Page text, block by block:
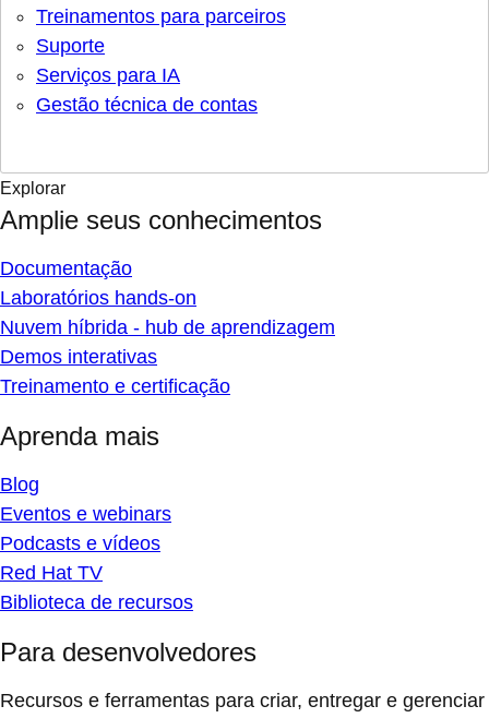
Treinamentos para parceiros
Suporte
Serviços para IA
Gestão técnica de contas
Explorar
Amplie seus conhecimentos
Documentação
Laboratórios hands-on
Nuvem híbrida - hub de aprendizagem
Demos interativas
Treinamento e certificação
Aprenda mais
Blog
Eventos e webinars
Podcasts e vídeos
Red Hat TV
Biblioteca de recursos
Para desenvolvedores
Recursos e ferramentas para criar, entregar e gerenciar